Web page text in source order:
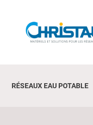
RÉSEAUX EAU POTABLE